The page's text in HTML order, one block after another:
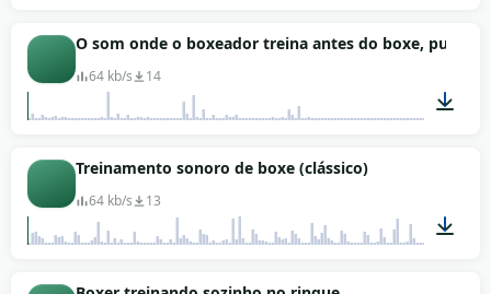
00:46
O som onde o boxeador treina antes do boxe,
64 kb/s 14
Treinamento sonoro de boxe (clássico)
64 kb/s 13